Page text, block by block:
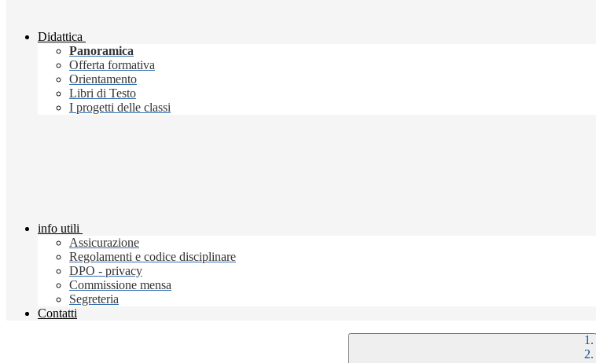
Didattica
Panoramica
Offerta formativa
Orientamento
Libri di Testo
I progetti delle classi
info utili
Assicurazione
Regolamenti e codice disciplinare
DPO - privacy
Commissione mensa
Segreteria
Contatti